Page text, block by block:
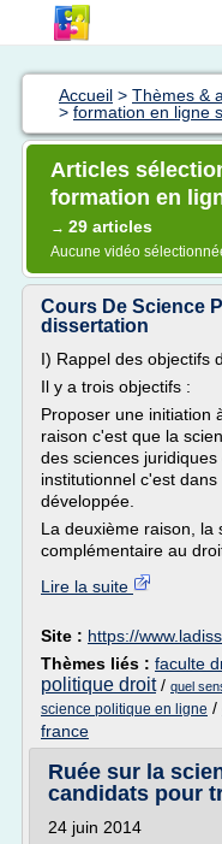
Accueil > Thèmes &
> formation en ligne
Articles
formation en
→ 29 articles
Aucune vidéo
Cours De Science
dissertation
I) Rappel des objectifs
Il y a trois objectifs :
Proposer une initiation
raison c'est que la
des sciences
institutionnel c'est
développée.
La deuxième raison, la
complémentaire au
Lire la suite
Site : https://
Thèmes liés : faculte
politique droit/ quel
science politique en ligne /
france
Ruée sur la
candidats pour
24 juin 2014